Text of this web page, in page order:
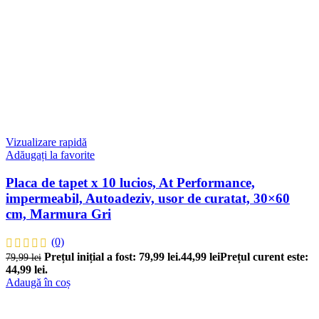
Vizualizare rapidă
Adăugați la favorite
Placa de tapet x 10 lucios, At Performance,
impermeabil, Autoadeziv, usor de curatat, 30×60
cm, Marmura Gri
(0)
79,99lei Prețul inițial a fost: 79,99 lei.44,99 leiPrețul curent este:
44,99 lei.
Adaugă în coș